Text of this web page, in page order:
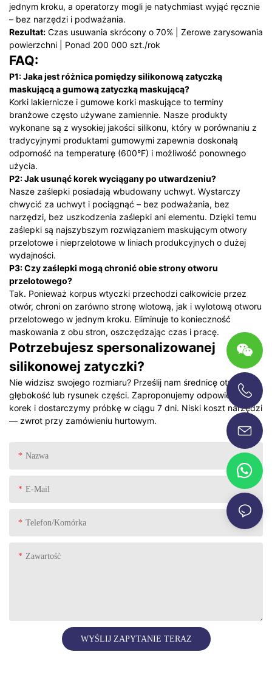
jednym kroku, a operatorzy mogli je natychmiast wyjąć ręcznie
– bez narzędzi i podważania.
Rezultat: Czas usuwania skrócony o 70% | Zerowe zarysowania
powierzchni | Ponad 200 000 szt./rok
FAQ:
P1: Jaka jest różnica pomiędzy silikonową zatyczką
maskującą a gumową zatyczką maskującą?
Korki lakiernicze i gumowe korki maskujące to terminy
branżowe często używane zamiennie. Nasze produkty
wykonane są z wysokiej jakości silikonu, który w porównaniu z
tradycyjnymi produktami gumowymi zapewnia doskonałą
odporność na temperaturę (600°F) i możliwość ponownego
użycia.
P2: Jak usunąć korek wyciągany po utwardzeniu?
Nasze zaślepki posiadają wbudowany uchwyt. Wystarczy
chwycić za uchwyt i pociągnąć – bez podważania, bez
narzędzi, bez uszkodzenia zaślepki ani elementu. Dzięki temu
zaślepki są najszybszym rozwiązaniem maskującym otwory
przelotowe i nieprzelotowe w liniach produkcyjnych o dużej
wydajności.
P3: Czy zaślepki mogą chronić obie strony otworu
przelotowego?
Tak. Ponieważ korpus wtyczki przechodzi całkowicie przez
otwór, chroni on zarówno stronę wlotową, jak i wylotową otworu
przelotowego w jednym kroku. Eliminuje to konieczność
maskowania z obu stron, oszczędzając czas i pracę.
Potrzebujesz spersonalizowanej
silikonowej zatyczki?
Nie widzisz swojego rozmiaru? Prześlij nam średnicę otworu,
głębokość lub rysunek części. Zaproponujemy odpowiedni
korek i dostarczymy próbkę w ciągu 7 dni. Niski koszt narzędzi
— zwrot przy zamówieniu hurtowym.
Nazwa
E-Mail
Telefon/komórka
Zawartość
WYŚLIJ ZAPYTANIE TERAZ